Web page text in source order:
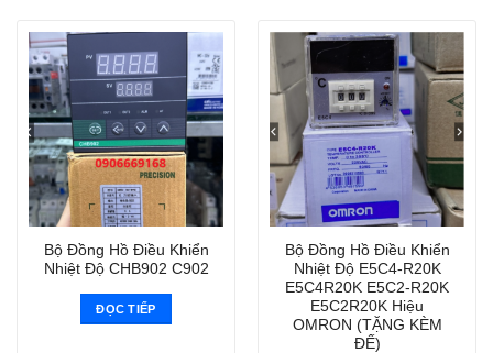
Bộ Đồng Hồ Điều Khiển
Nhiệt Độ CHB902 C902
ĐỌC TIẾP
Bộ Đồng Hồ Điều Khiển
Nhiệt Độ E5C4-R20K
E5C4R20K E5C2-R20K
E5C2R20K Hiệu
OMRON (TẶNG KÈM
ĐẾ)